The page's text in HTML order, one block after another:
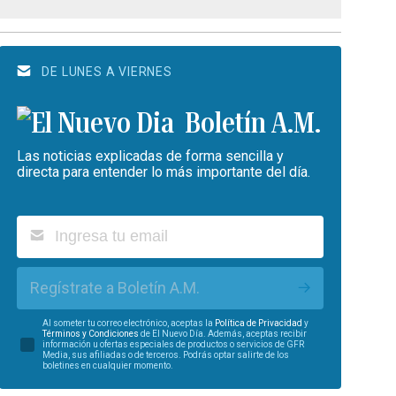
DE LUNES A VIERNES
Boletín A.M.
Las noticias explicadas de forma sencilla y
directa para entender lo más importante del día.
Regístrate a Boletín A.M.
Al someter tu correo electrónico, aceptas la Política de Privacidad y
Términos y Condiciones de El Nuevo Día. Además, aceptas recibir
información u ofertas especiales de productos o servicios de GFR
Media, sus afiliadas o de terceros. Podrás optar salirte de los
boletines en cualquier momento.